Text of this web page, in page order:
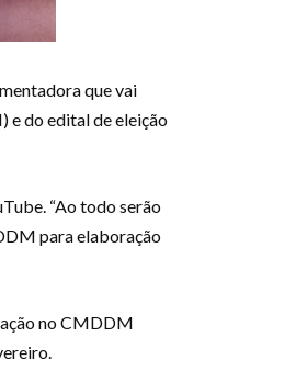
que vai
e do edital de eleição
“Ao todo serão
para elaboração
no CMDDM